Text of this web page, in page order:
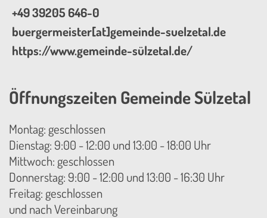
+49 39205 646-0
buergermeister[at]gemeinde-suelzetal.de
https://www.gemeinde-sülzetal.de/
Öffnungszeiten Gemeinde Sülzetal
Montag: geschlossen
Dienstag: 9:00 - 12:00 und 13:00 - 18:00 Uhr
Mittwoch: geschlossen
Donnerstag: 9:00 - 12:00 und 13:00 - 16:30 Uhr
Freitag: geschlossen
und nach Vereinbarung